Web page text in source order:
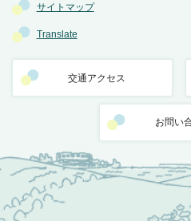
サイトマップ
Translate
交通アクセス
お問い